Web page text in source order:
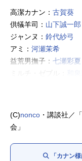
高潔カナン： 古賀葵
供犠羊司： 山下誠一郎
ジャンヌ： 鈴代紗弓
アミ： 河瀬茉希
益荒男撫子： 七瀬彩夏
遠
ベルゼブブ： 黒田崇矢
冷然涼子：小林ゆう
(C)nonco ・講談社／「
会」
「カナン